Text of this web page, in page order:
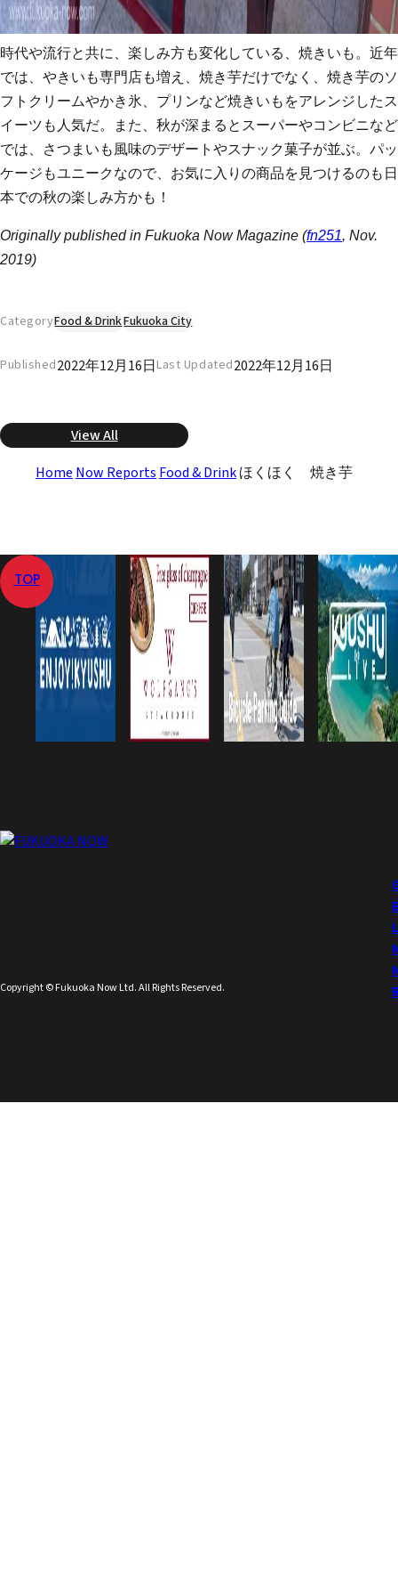
時代や流行と共に、楽しみ方も変化している、焼きいも。近年
では、やきいも専門店も増え、焼き芋だけでなく、焼き芋のソ
フトクリームやかき氷、プリンなど焼きいもをアレンジしたス
イーツも人気だ。また、秋が深まるとスーパーやコンビニなど
では、さつまいも風味のデザートやスナック菓子が並ぶ。パッ
ケージもユニークなので、お気に入りの商品を見つけるのも日
本での秋の楽しみ方かも！
Originally published in Fukuoka Now Magazine (fn251, Nov.
2019)
CategoryFood & DrinkFukuoka City
Published2022年12月16日Last Updated2022年12月16日
View All
Home Now Reports Food & Drinkほくほく 焼き芋
TOP
Copyright © Fukuoka Now Ltd. All Rights Reserved.